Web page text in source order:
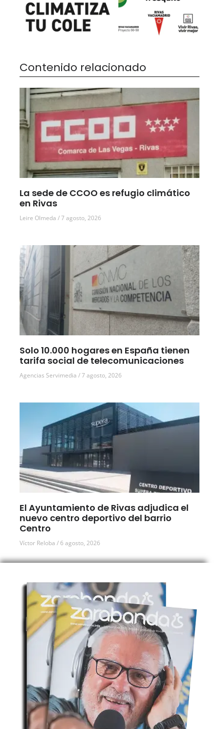
Contenido relacionado
La sede de CCOO es refugio climático
en Rivas
Leire Olmeda 7 agosto, 2026
Solo 10.000 hogares en España tienen
tarifa social de telecomunicaciones
Agencias Servimedia 7 agosto, 2026
El Ayuntamiento de Rivas adjudica el
nuevo centro deportivo del barrio
Centro
Víctor Reloba 6 agosto, 2026